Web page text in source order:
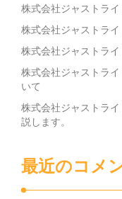
株式会社ジャストラ
株式会社ジャストラ
株式会社ジャストラ
株式会社ジャストラ
いて
株式会社ジャストラ
説します。
最近のコメ